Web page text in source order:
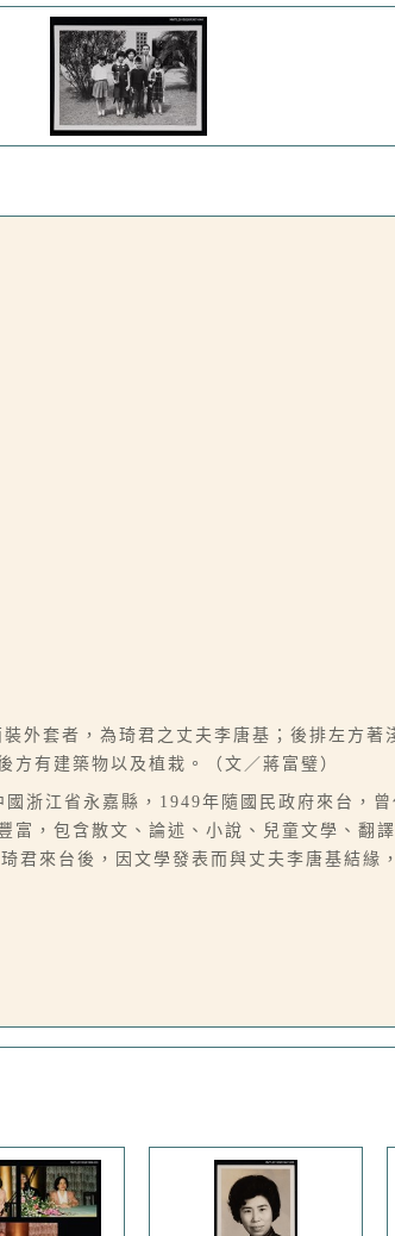
外套者，為琦君之丈夫李唐基；後排左方
有建築物以及植栽。（文／蔣富璧）
浙江省永嘉縣，1949年隨國民政府來台，
，包含散文、論述、小說、兒童文學、翻
君來台後，因文學發表而與丈夫李唐基結緣